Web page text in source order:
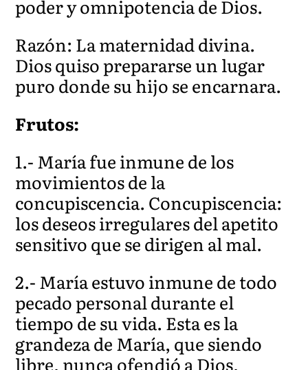
poder y omnipotencia de Dios.
Razón: La maternidad divina.
Dios quiso prepararse un lugar
puro donde su hijo se encarnara.
Frutos:
1.- María fue inmune de los
movimientos de la
concupiscencia. Concupiscencia:
los deseos irregulares del apetito
sensitivo que se dirigen al mal.
2.- María estuvo inmune de todo
pecado personal durante el
tiempo de su vida. Esta es la
grandeza de María, que siendo
libre, nunca ofendió a Dios,